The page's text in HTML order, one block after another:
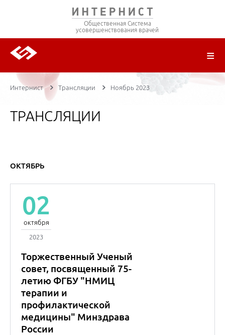
Общественная Система
усовершенствования врачей
ЦИКЛЫ ПЕРЕДАЧ
Интернист Трансляции Ноябрь 2023
ТРАНСЛЯЦИИ
ОКТЯБРЬ
02
октября
2023
Торжественный Ученый
совет, посвященный 75-
летию ФГБУ "НМИЦ
терапии и
профилактической
медицины" Минздрава
России